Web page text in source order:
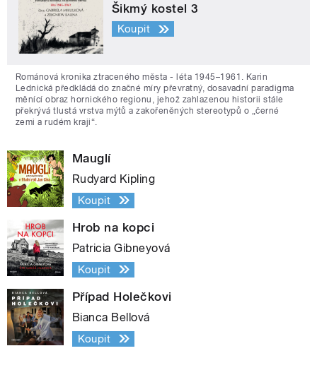
Šikmý kostel 3
Koupit
Románová kronika ztraceného města - léta 1945–1961. Karin
Lednická předkládá do značné míry převratný, dosavadní paradigma
měnící obraz hornického regionu, jehož zahlazenou historii stále
překrývá tlustá vrstva mýtů a zakořeněných stereotypů o „černé
zemi a rudém kraji“.
Mauglí
Rudyard Kipling
Koupit
Hrob na kopci
Patricia Gibneyová
Koupit
Případ Holečkovi
Bianca Bellová
Koupit